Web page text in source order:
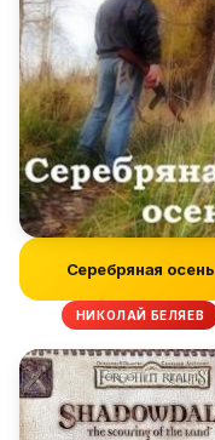
Серебряная осень
НИКОЛАЙ БЕЛЯЕВ